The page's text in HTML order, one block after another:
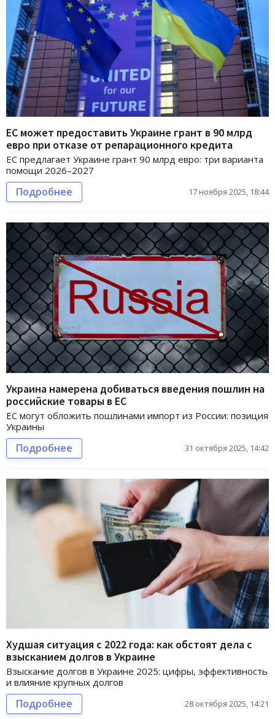
ЕС может предоставить Украине грант в 90 млрд
евро при отказе от репарационного кредита
ЕС предлагает Украине грант 90 млрд евро: три варианта
помощи 2026–2027
Подробнее 17 ноября 2025, 18:44
Украина намерена добиваться введения пошлин на
российские товары в ЕС
ЕС могут обложить пошлинами импорт из России: позиция
Украины
Подробнее 31 октября 2025, 14:42
Худшая ситуация с 2022 года: как обстоят дела с
взысканием долгов в Украине
Взыскание долгов в Украине 2025: цифры, эффективность
и влияние крупных долгов
Подробнее 28 октября 2025, 14:21